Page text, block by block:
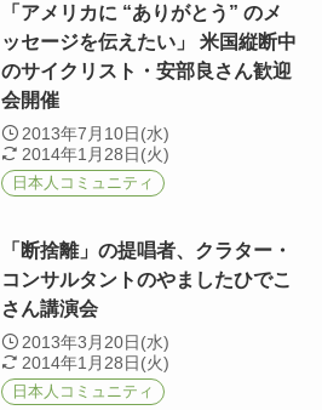
「アメリカに “ありがとう” のメ
ッセージを伝えたい」 米国縦断中
のサイクリスト・安部良さん歓迎
会開催
2013年7月10日(水)
2014年1月28日(火)
日本人コミュニティ
「断捨離」の提唱者、クラター・
コンサルタントのやましたひでこ
さん講演会
2013年3月20日(水)
2014年1月28日(火)
日本人コミュニティ